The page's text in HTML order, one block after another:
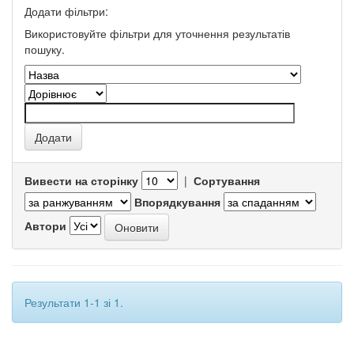
Додати фільтри:
Використовуйте фільтри для уточнення результатів
пошуку.
Вивести на сторінку | Сортування
Впорядкування
Автори
Результати 1-1 зі 1.